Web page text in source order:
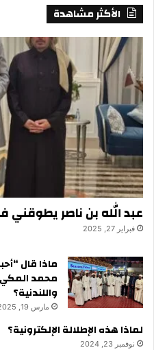
الأكثر مشاهدة
عبد الله بن ناصر يطوقني
فبراير 27, 2025
ماذا قال
محمد المكي
واللندنية؟
مارس 19, 2025
لماذا هذه الإطلالة الإلكترونية؟
نوفمبر 23, 2024